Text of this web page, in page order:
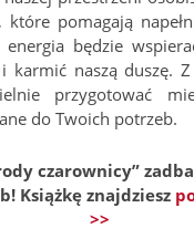
pomagają
energia będzie
karmić naszą duszę.
przygotować
do Twoich potrzeb.
czarownicy”
Książkę znajdziesz
>>